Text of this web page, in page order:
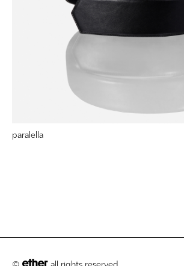
paralella
© all rights reserved